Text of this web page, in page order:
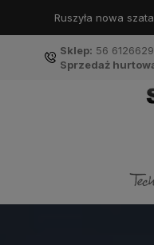
Ruszyła nowa
Sklep: 56 6126629
Sprzedaż